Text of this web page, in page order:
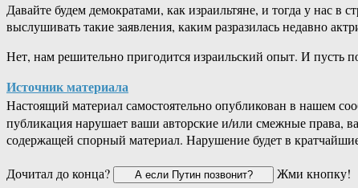
Давайте будем демократами, как израильтяне, и тогда у нас
выслушивать такие заявления, каким разразилась недавно
Нет, нам решительно пригодится израильский опыт. И пусть
Источник материала
Настоящий материал самостоятельно опубликован в нашем
публикация нарушает ваши авторские и/или смежные права,
содержащей спорный материал. Нарушение будет в
Дочитал до конца?
Жми кнопку!